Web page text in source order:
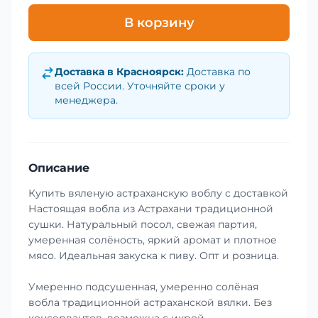
В корзину
Доставка в Красноярск: Доставка по
всей России. Уточняйте сроки у
менеджера.
Описание
Купить вяленую астраханскую воблу с доставкой
Настоящая вобла из Астрахани традиционной
сушки. Натуральный посол, свежая партия,
умеренная солёность, яркий аромат и плотное
мясо. Идеальная закуска к пиву. Опт и розница.
Умеренно подсушенная, умеренно солёная
вобла традиционной астраханской вялки. Без